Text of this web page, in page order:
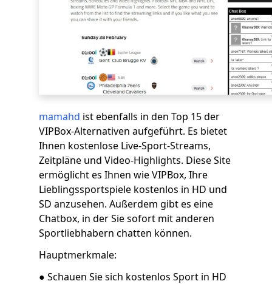
mamahd ist ebenfalls in den Top 15 der
VIPBox-Alternativen aufgeführt. Es bietet
Ihnen kostenlose Live-Sport-Streams,
Zeitpläne und Video-Highlights. Diese Site
ermöglicht es Ihnen wie VIPBox, Ihre
Lieblingssportspiele kostenlos in HD und
SD anzusehen. Außerdem gibt es eine
Chatbox, in der Sie sofort mit anderen
Sportliebhabern chatten können.
Hauptmerkmale:
● Schauen Sie sich kostenlos Sport in HD